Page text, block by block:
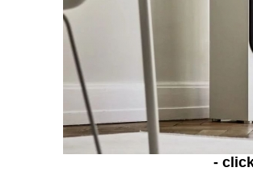
-